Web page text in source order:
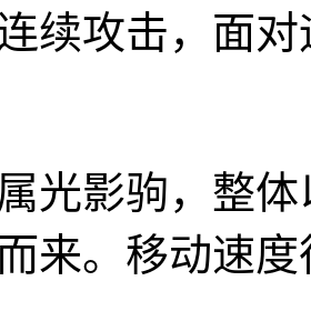
续攻击，面
光影驹，整
来。移动速